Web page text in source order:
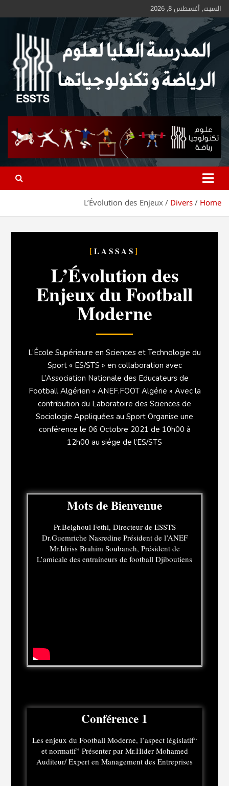
السبت, أغسطس 8, 2026
ESSTS
Home
Divers
L’Évolution des Enjeux
LASSAS
L’Évolution des
Enjeux du Football
Moderne
L’École Supérieure en Sciences et Technologie du
Sport « ES/STS » en collaboration avec
L’Association Nationale des Educateurs de
Football Algérien « ANEF.FOOT Algérie » Avec la
contribution du Laboratoire des Sciences de
Sociologie Appliquées au Sport Organise une
conférence le 06 Octobre 2021 de 10h00 à
12h00 au siége de l’ES/STS
Mots de Bienvenue
Pr.Belghoul Fethi, Directeur de ESSTS
Dr.Guemriche Nasredine Président de l’ANEF
Mr.Idriss Brahim Soubaneh, Président de
L’amicale des entraineurs de football Djiboutiens
Conférence 1
“Les enjeux du Football Moderne, l’aspect législatif
et normatif” Présenter par Mr.Hider Mohamed
Auditeur/ Expert en Management des Entreprises